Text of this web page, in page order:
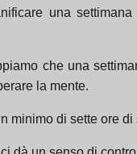
una
che una
la mente.
minimo di sette ore